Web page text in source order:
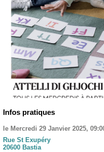
Infos pratiques
le Mercredi 29 Janvier 2025,
Rue St Exupéry
20600 Bastia